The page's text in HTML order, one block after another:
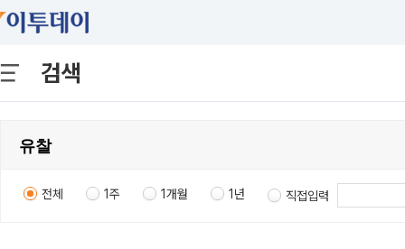
검색
전체 1주 1개월 1년 직접입력